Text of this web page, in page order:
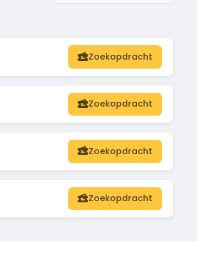
Zoekopdracht
Zoekopdracht
Zoekopdracht
Zoekopdracht